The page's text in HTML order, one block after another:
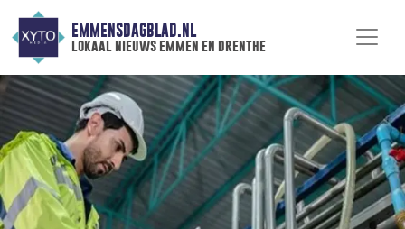
EMMENSDAGBLAD.NL
lokaal nieuws emmen en drenthe